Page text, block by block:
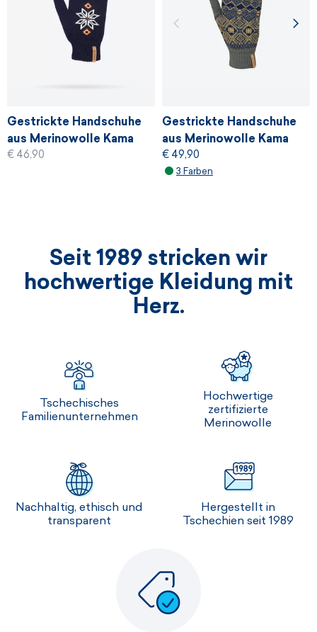
Gestrickte Handschuhe
aus Merinowolle Kama
AND R01
€ 46,90
Gestrickte Handschuhe
aus Merinowolle Kama
R119
€ 49,90
3 Farben
Seit 1989 stricken wir
hochwertige Kleidung mit
Herz.
Tschechisches
Familienunternehmen
Hochwertige
zertifizierte
Merinowolle
Nachhaltig, ethisch und
transparent
Hergestellt in
Tschechien seit 1989